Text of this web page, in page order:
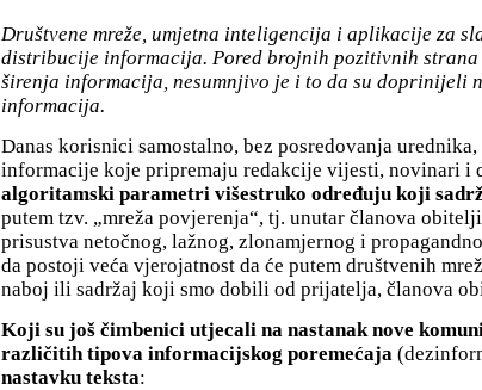
Društvene mreže, umjetna inteligencija i aplikacije za
distribucije informacija. Pored brojnih pozitivnih
širenja informacija, nesumnjivo je i to da su doprinijeli
informacija.
Danas korisnici samostalno, bez posredovanja
informacije koje pripremaju redakcije vijesti, novinari i
algoritamski parametri višestruko određuju koji
putem tzv. „mreža povjerenja“, tj. unutar članova
prisustva netočnog, lažnog, zlonamjernog i
da postoji veća vjerojatnost da će putem društvenih
naboj ili sadržaj koji smo dobili od prijatelja, članova
Koji su još čimbenici utjecali na nastanak nove
različitih tipova informacijskog poremećaja
nastavku teksta: